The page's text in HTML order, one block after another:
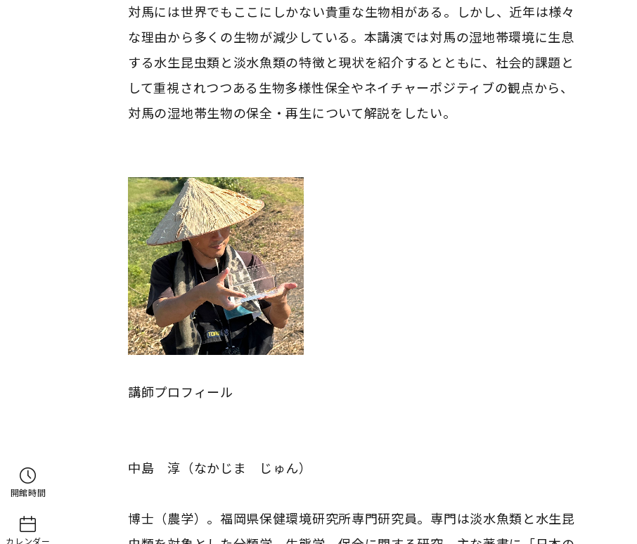
開館時間
カレンダー
対馬には世界でもここにしかない貴重な生物相がある。しかし、 近年は様々
な理由から多くの生物が減少している。 本講演では対馬の湿地帯環境に生息
する水生昆虫類と淡水魚類の特徴と現状を紹介するとともに、 社会的課題と
して重視されつつある生物多様性保全やネイチャーポジティブの観点から、
対馬の湿地帯生物の保全・再生について解説をしたい。
講師プロフィール
中島 淳（なかじま じゅん）
博士（農学）。福岡県保健環境研究所専門研究員。 専門は淡水魚類と水生昆